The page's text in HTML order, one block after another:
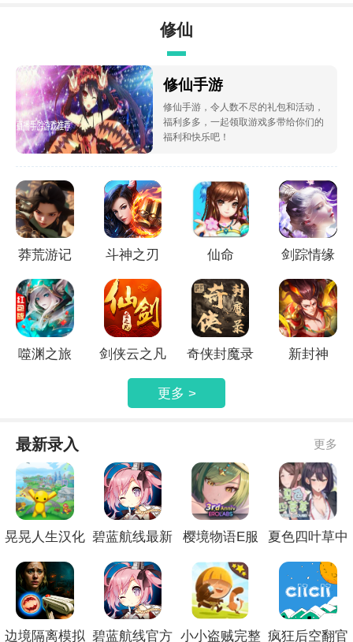
修仙
修仙手游
修仙手游，令人数不尽的礼包和活动，
福利多多，一起领取游戏多带给你们的
福利和快乐吧！
莽荒游记 斗神之刃 仙命 剑踪情缘
噬渊之旅 剑侠云之凡 奇侠封魔录 新封神
更多 >
最新录入 更多
晃晃人生汉化 碧蓝航线最新
樱境物语E服
夏色四叶草中
边境隔离模拟 碧蓝航线官方 小小盗贼完整 疯狂后空翻官